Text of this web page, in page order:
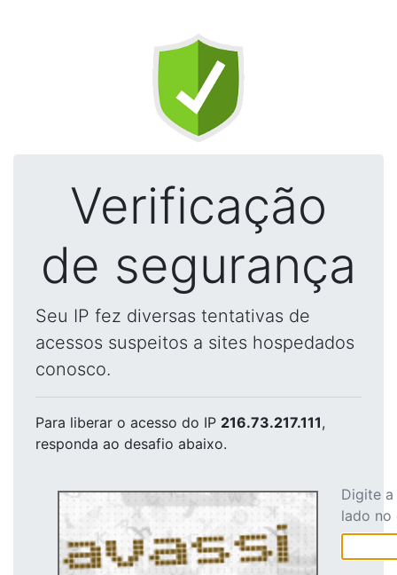
Verificação
de segurança
Seu IP fez diversas tentativas de
acessos suspeitos a sites hospedados
conosco.
Para liberar o acesso do IP 216.73.217.111,
responda ao desafio abaixo.
Digite
lado no